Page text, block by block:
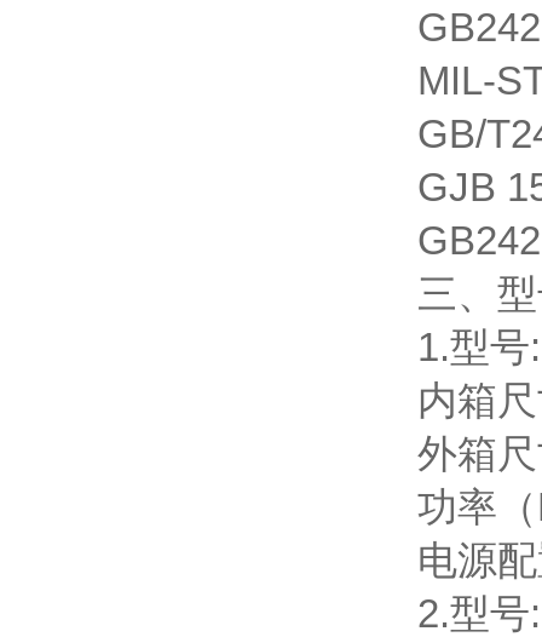
MIL-
GB/
GJB
三、
1.型
内箱
外箱
功率
电源
2.型号